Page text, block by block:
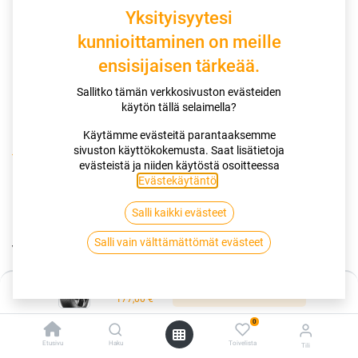
177,00€
Etusivu Haku
0
Toivelista Tili
Kauppa
195/55R16 91T CONTINENTAL VIKINGCONTACT 8 XL EVC
195/55R16 91T CONTINENTAL
VIKINGCONTACT 8 XL EVC
177,00€/ kpl
Saatavilla
Yksityisyytesi
kunnioittaminen on meille
ensisijaisen tärkeää.
Sallitko tämän verkkosivuston evästeiden
käytön tällä selaimella?
Käytämme evästeitä parantaaksemme
sivuston käyttökokemusta. Saat lisätietoja
evästeistä ja niiden käytöstä osoitteessa
Evästekäytäntö
Salli kaikki evästeet
Salli vain välttämättömät evästeet